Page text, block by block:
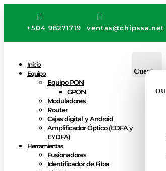

+504 98271719

ventas@chipssa.net
Inicio
Equipo
Equipo PON
GPON
Moduladores
Router
Cajas digital y Android
Amplificador Óptico (EDFA y
EYDFA)
Herramientas
Fusionadoras
Identificador de Fibra
Cuenta